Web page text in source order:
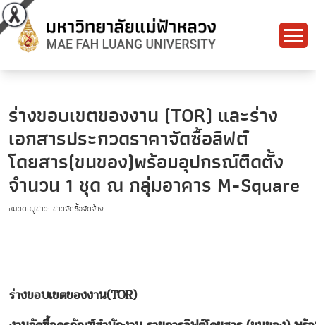
ร่างขอบเขตของงาน (TOR) และร่าง
เอกสารประกวดราคาจัดซื้อลิฟต์
โดยสาร(ขนของ)พร้อมอุปกรณ์ติดตั้ง
จำนวน 1 ชุด ณ กลุ่มอาคาร M-Square
หมวดหมู่ข่าว: ข่าวจัดซื้อจัดจ้าง
ร่างขอบเขตของงาน(TOR)